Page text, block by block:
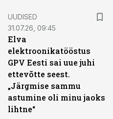
UUDISED
31.07.26, 09:45
Elva
elektroonikatööstus
GPV Eesti sai uue juhi
ettevõtte seest.
„Järgmise sammu
astumine oli minu jaoks
lihtne“